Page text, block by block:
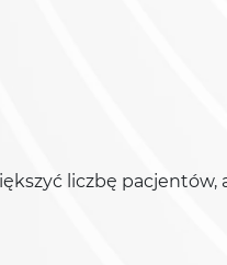
liczbę